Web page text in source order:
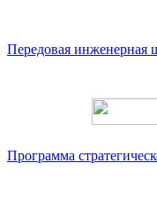
Передовая инженерная
Программа